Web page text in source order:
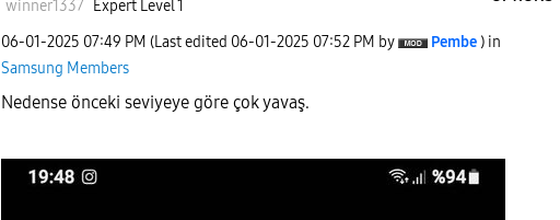
winner1337 Expert Level 1
‎06-01-2025 07:49 PM (Last edited ‎06-01-2025 07:52 PM by Pembe ) in
Samsung Members
Nedense önceki seviyeye göre çok yavaş.